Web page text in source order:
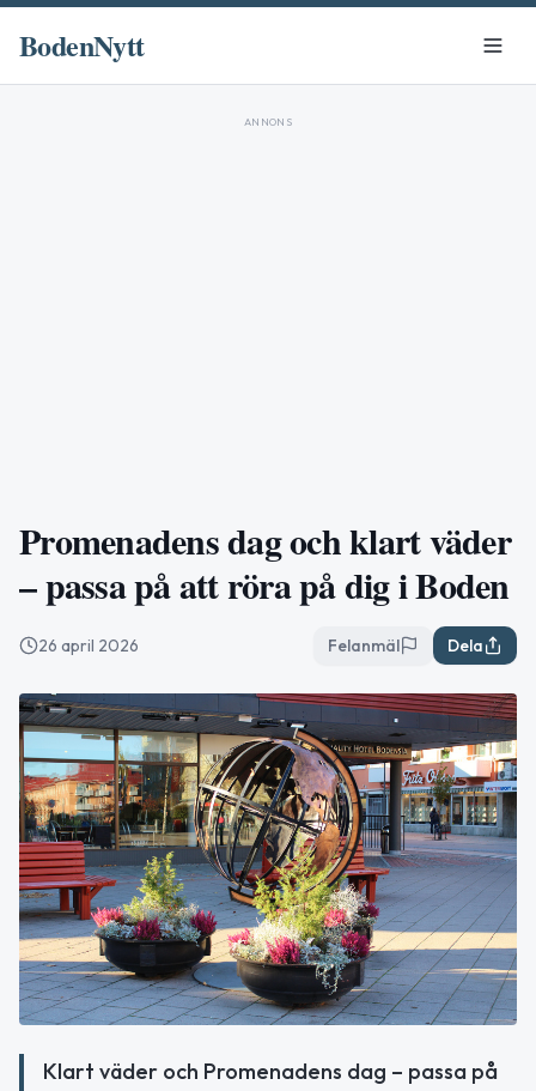
BodenNytt
ANNONS
Promenadens dag och klart väder
– passa på att röra på dig i Boden
26 april 2026 Felanmäl Dela
Klart väder och Promenadens dag – passa på